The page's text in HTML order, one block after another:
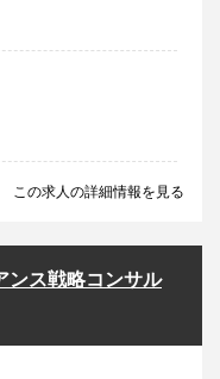
この求人の詳細情報を見る
ンス戦略コンサル